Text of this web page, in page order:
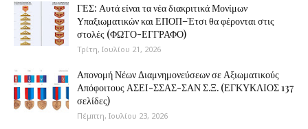
ΓΕΣ: Αυτά είναι τα νέα διακριτικά Μονίμων
Υπαξιωματικών και ΕΠΟΠ–Έτσι θα φέρονται στις
στολές (ΦΩΤΟ-ΕΓΓΡΑΦΟ)
Τρίτη, Ιουλίου 21, 2026
Απονομή Νέων Διαμνημονεύσεων σε Αξιωματικούς
Απόφοιτους ΑΣΕΙ-ΣΣΑΣ-ΣΑΝ Σ.Ξ. (ΕΓΚΥΚΛΙΟΣ 137
σελίδες)
Πέμπτη, Ιουλίου 23, 2026